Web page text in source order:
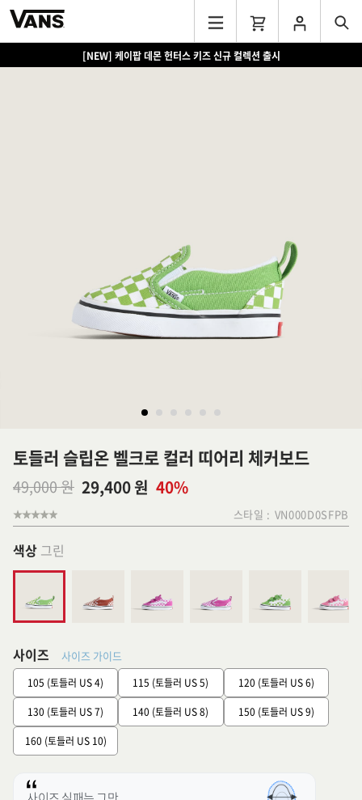
[NEW] 케이팝 데몬 헌터스 키즈 신규 컬렉션 출시
[EVENT] 15만원 이상 구매 시 쿨러백 증정
토들러 슬립온 벨크로 컬러 띠어리 체커보드
49,000 원 29,400 원 40%
스타일 : VN000D0SFPB
색상 그린
사이즈 사이즈 가이드
105 (토들러 US 4) 115 (토들러 US 5)
120 (토들러 US 6)
130 (토들러 US 7)
140 (토들러 US 8)
150 (토들러 US 9)
160 (토들러 US 10)